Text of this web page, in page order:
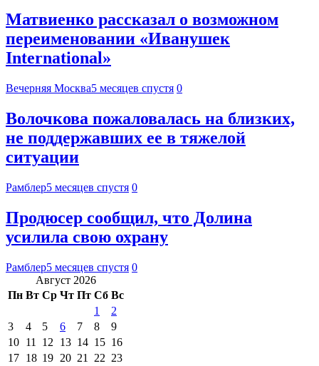
Матвиенко рассказал о возможном
переименовании «Иванушек
International»
Вечерняя Москва5 месяцев спустя 0
Волочкова пожаловалась на близких,
не поддержавших ее в тяжелой
ситуации
Рамблер5 месяцев спустя 0
Продюсер сообщил, что Долина
усилила свою охрану
Рамблер5 месяцев спустя 0
Август 2026
Пн Вт Ср Чт Пт Сб Вс
1
2
3
4 5 6 7 8
9
10 11 12 13 14 15 16
17 18 19 20 21 22 23